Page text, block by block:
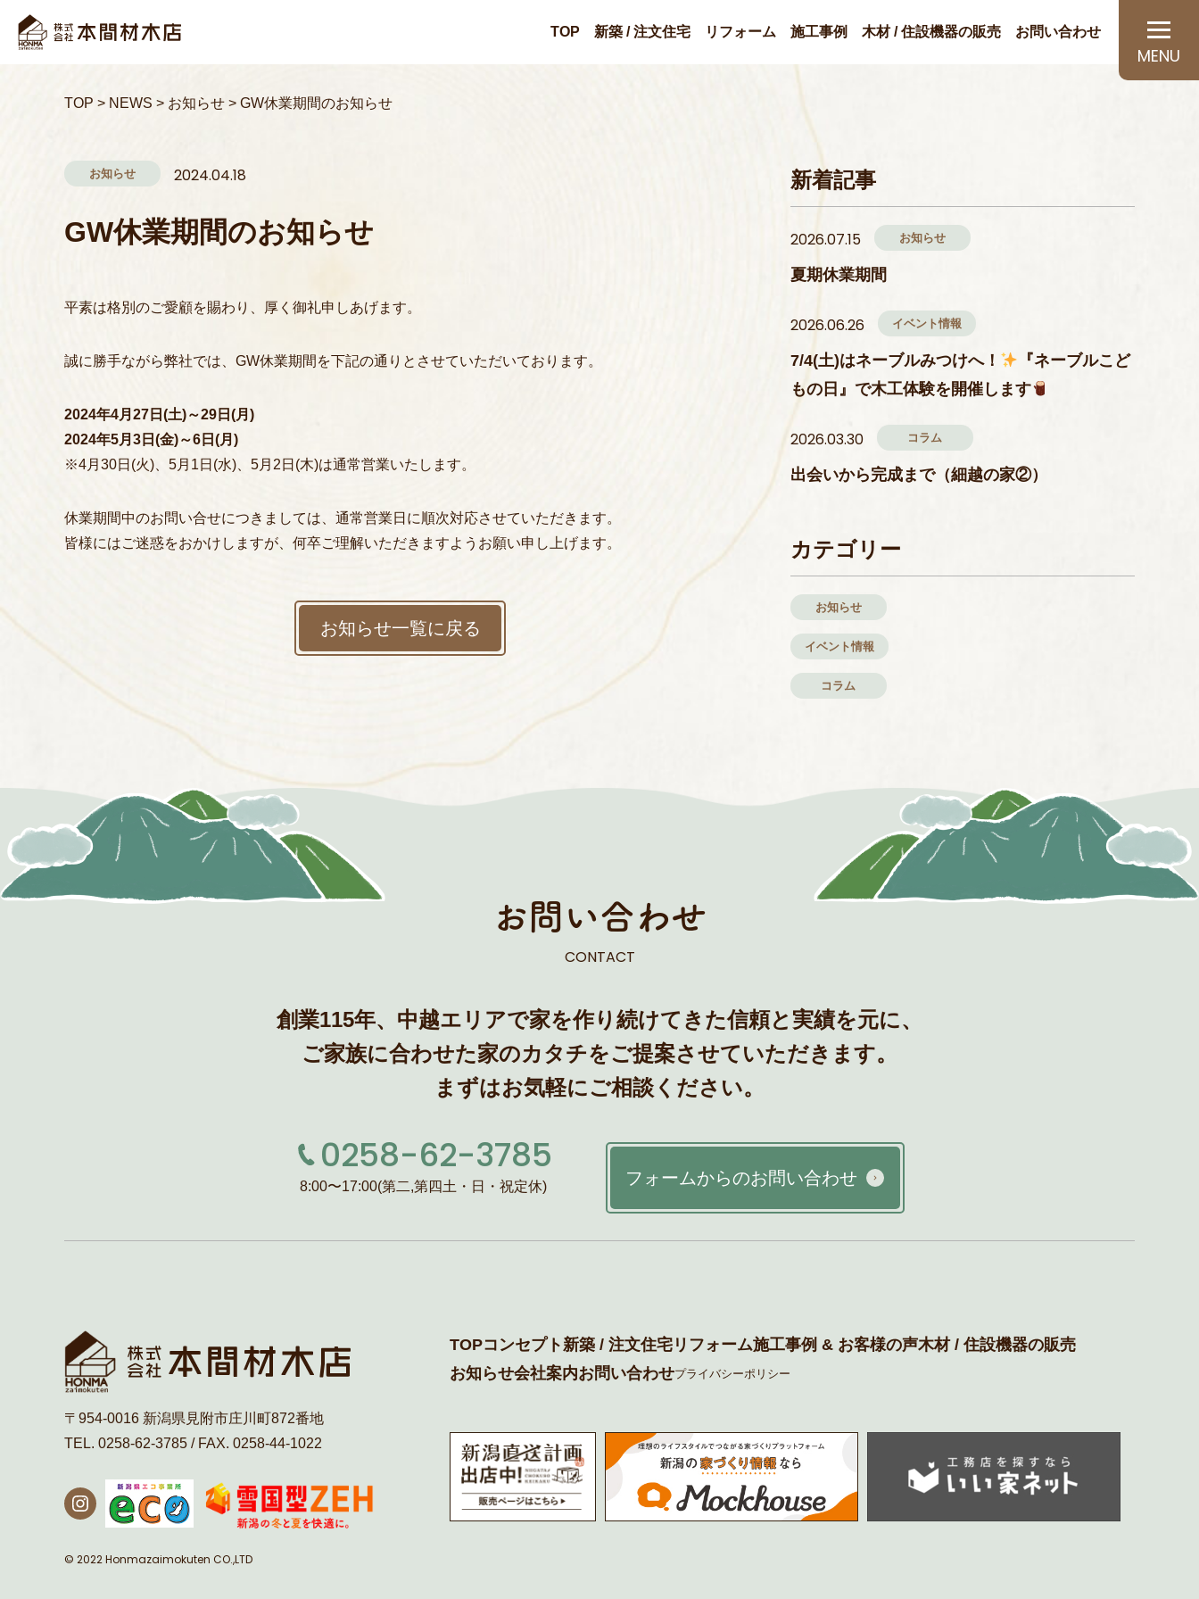
TOP 新築 / 注文住宅 リフォーム 施工事例 木材 / 住設機器の販売 お問い合わせ
新築 / 注文住宅
木材 / 住設機器の販売
お問い合わせ
〒954-0016 新潟県見附市庄川町872番地
0258-62-3785
8:00〜17:00(第二,第四土・日・祝定休)
TOP > NEWS > お知らせ > GW休業期間のお知らせ
お知らせ 2024.04.18
GW休業期間のお知らせ
平素は格別のご愛顧を賜わり、厚く御礼申しあげます。
誠に勝手ながら弊社では、GW休業期間を下記の通りとさせていただいております。
2024年4月27日(土)～29日(月)
2024年5月3日(金)～6日(月)
※4月30日(火)、5月1日(水)、5月2日(木)は通常営業いたします。
休業期間中のお問い合せにつきましては、通常営業日に順次対応させていただきます。
皆様にはご迷惑をおかけしますが、何卒ご理解いただきますようお願い申し上げます。
お知らせ一覧に戻る
新着記事
2026.07.15 お知らせ
夏期休業期間
2026.06.26 イベント情報
7/4(土)はネーブルみつけへ！
『ネーブルこど
もの日』で木工体験を開催します
2026.03.30 コラム
出会いから完成まで（細越の家②）
カテゴリー
お知らせ
イベント情報
コラム
お問い合わせ
CONTACT
創業115年、中越エリアで家を作り続けてきた信頼と実績を元に、
ご家族に合わせた家のカタチをご提案させていただきます。
まずはお気軽にご相談ください。
0258-62-3785
8:00〜17:00(第二,第四土・日・祝定休) フォームからのお問い合わせ
〒954-0016 新潟県見附市庄川町872番地
TEL. 0258-62-3785 / FAX. 0258-44-1022
© 2022 Honmazaimokuten CO.,LTD
TOPコンセプト新築 / 注文住宅 リフォーム施工事例 & お客様の声木材 / 住設機器の販売
お知らせ会社案内お問い合わせプライバシーポリシー